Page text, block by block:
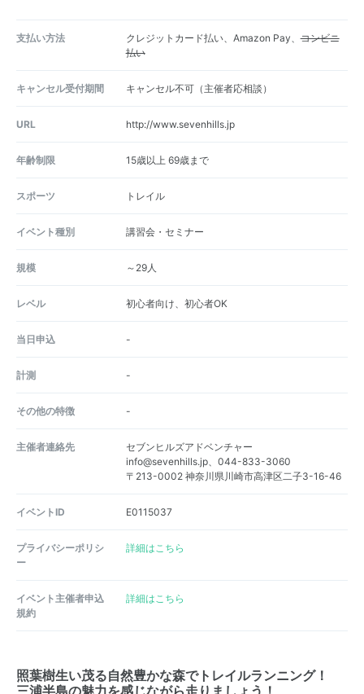
支払い方法 クレジットカード払い、Amazon Pay、コンビニ
払い
キャンセル受付期間 キャンセル不可（主催者応相談）
URL http://www.sevenhills.jp
年齢制限 15歳以上 69歳まで
スポーツ トレイル
イベント種別 講習会・セミナー
規模 ～29人
レベル 初心者向け、初心者OK
当日申込 -
計測 -
その他の特徴 -
主催者連絡先
セブンヒルズアドベンチャー
info@sevenhills.jp、044-833-3060
〒213-0002 神奈川県川崎市高津区二子3-16-46
イベントID E0115037
プライバシーポリシ
ー
詳細はこちら
イベント主催者申込
規約
詳細はこちら
照葉樹生い茂る自然豊かな森でトレイルランニング！
三浦半島の魅力を感じながら走りましょう！